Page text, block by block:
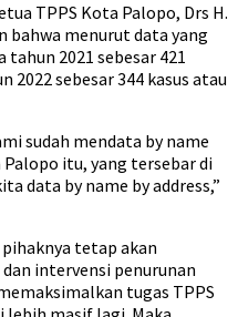
TPPS Kota Palopo, Drs H.
bahwa menurut data yang
2021 sebesar 421
2022 sebesar 344 kasus atau
sudah mendata by name
itu, yang tersebar di
data by name by address,”
tetap akan
intervensi penurunan
tugas TPPS